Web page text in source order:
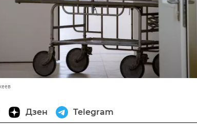
Дзен Telegram